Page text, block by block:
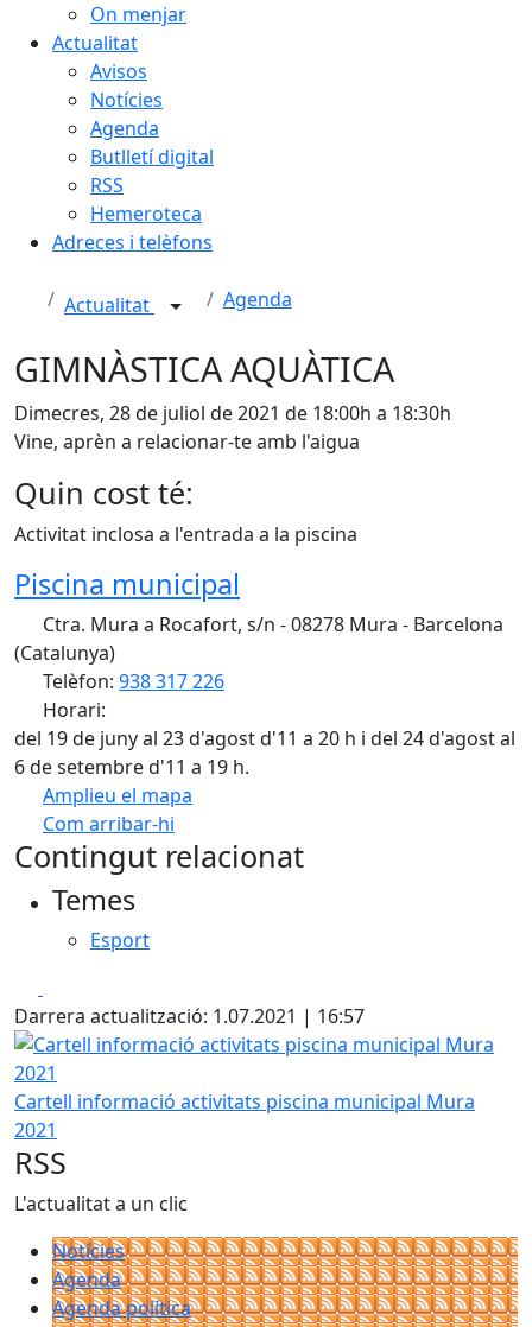
On menjar
Actualitat
Avisos
Notícies
Agenda
Butlletí digital
RSS
Hemeroteca
Adreces i telèfons
Actualitat Agenda
GIMNÀSTICA AQUÀTICA
Dimecres, 28 de juliol de 2021 de 18:00h a 18:30h
Vine, aprèn a relacionar-te amb l'aigua
Quin cost té:
Activitat inclosa a l'entrada a la piscina
Piscina municipal
Ctra. Mura a Rocafort, s/n - 08278 Mura - Barcelona
(Catalunya)
Telèfon: 938 317 226
Horari:
del 19 de juny al 23 d'agost d'11 a 20 h i del 24 d'agost al
6 de setembre d'11 a 19 h.
Amplieu el mapa
Com arribar-hi
+
Contingut relacionat
Temes
Esport
Darrera actualització: 1.07.2021 | 16:57
Cartell informació activitats piscina municipal Mura 2021
Cartell informació activitats piscina municipal Mura
2021
RSS
L'actualitat a un clic
Notícies
Agenda
Agenda política